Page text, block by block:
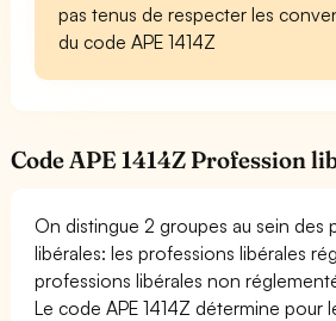
pas tenus de respecter les
du code APE 1414Z
Code APE 1414Z Profession
On distingue 2 groupes au sein des
libérales: les professions libérales
professions libérales non
Le code APE 1414Z détermine pour